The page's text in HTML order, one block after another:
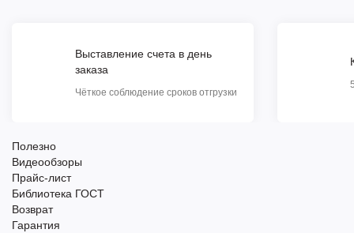
Выставление счета в день
заказа
Чёткое соблюдение сроков отгрузки
Полезно
Видеообзоры
Прайс-лист
Библиотека ГОСТ
Возврат
Гарантия